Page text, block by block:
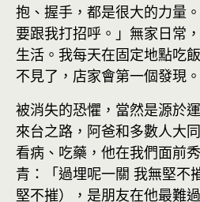
抱、握手，都是很大的力量
要跟我打招呼。」無家日常
生活。我每天在固定地點吃
不見了，店家會第一個發現。
被消失的恐懼，當然是源於
來台之路，阿爸和多數人大
看病、吃藥，他在我們面前
青：「過埋呢一關 我無堅不
堅不摧），是朋友在他最難